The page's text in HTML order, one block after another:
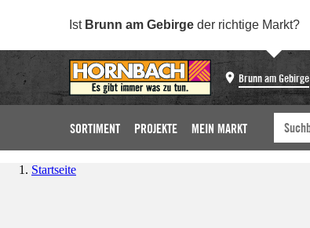
Ist Brunn am Gebirge der richtige Markt?
Brunn am Gebirge
SORTIMENT PROJEKTE MEIN MARKT
Startseite